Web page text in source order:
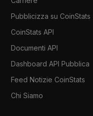
Pubblicizza su CoinStats
CoinStats API
Documenti API
Dashboard API Pubblica
Feed Notizie CoinStats
Chi Siamo